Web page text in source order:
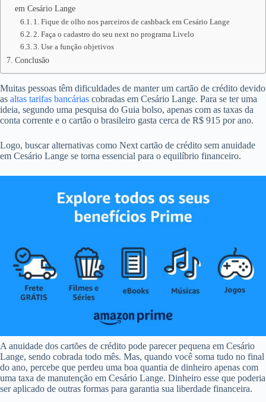
em Cesário Lange
1. Fique de olho nos parceiros de cashback em Cesário Lange
2. Faça o cadastro do seu next no programa Livelo
3. Use a função objetivos
Conclusão
Muitas pessoas têm dificuldades de manter um cartão de crédito devido
as altas tarifas bancárias cobradas em Cesário Lange. Para se ter uma
ideia, segundo uma pesquisa do Guia bolso, apenas com as taxas da
conta corrente e o cartão o brasileiro gasta cerca de R$ 915 por ano.
Logo, buscar alternativas como Next cartão de crédito sem anuidade
em Cesário Lange se torna essencial para o equilíbrio financeiro.
A anuidade dos cartões de crédito pode parecer pequena em Cesário
Lange, sendo cobrada todo mês. Mas, quando você soma tudo no final
do ano, percebe que perdeu uma boa quantia de dinheiro apenas com
uma taxa de manutenção em Cesário Lange. Dinheiro esse que poderia
ser aplicado de outras formas para garantia sua liberdade financeira.